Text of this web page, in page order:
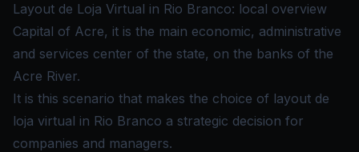
Layout de Loja Virtual in Rio Branco: local overview
Capital of Acre, it is the main economic, administrative
and services center of the state, on the banks of the
Acre River.
It is this scenario that makes the choice of layout de
loja virtual in Rio Branco a strategic decision for
companies and managers.